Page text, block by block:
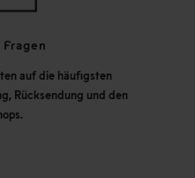
auf die häufigsten
Rücksendung und den